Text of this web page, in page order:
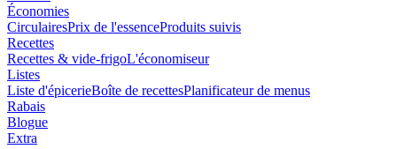
Économies
CirculairesPrix de l'essenceProduits suivis
Recettes
Recettes & vide-frigoL'économiseur
Listes
Liste d'épicerieBoîte de recettesPlanificateur de menus
Rabais
Blogue
Extra